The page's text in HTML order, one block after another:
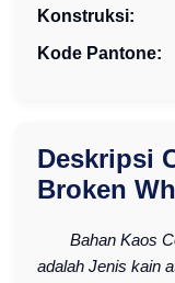
Konstruksi:
Kode Pantone:
Deskripsi
Broken
Bahan Kaos
adalah Jenis kain